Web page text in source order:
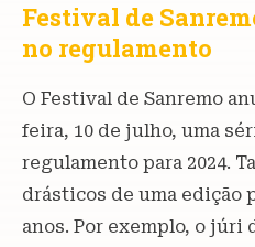
Festival de
no regulamento
O Festival de Sanremo
feira, 10 de julho, uma
regulamento para 2024.
drásticos de uma edição
anos. Por exemplo, o júri